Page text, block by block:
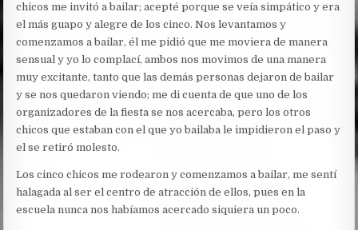
chicos me invitó a bailar; acepté porque se veía simpático y era
el más guapo y alegre de los cinco. Nos levantamos y
comenzamos a bailar, él me pidió que me moviera de manera
sensual y yo lo complací, ambos nos movimos de una manera
muy excitante, tanto que las demás personas dejaron de bailar
y se nos quedaron viendo; me di cuenta de que uno de los
organizadores de la fiesta se nos acercaba, pero los otros
chicos que estaban con el que yo bailaba le impidieron el paso y
el se retiró molesto.
Los cinco chicos me rodearon y comenzamos a bailar, me sentí
halagada al ser el centro de atracción de ellos, pues en la
escuela nunca nos habíamos acercado siquiera un poco.